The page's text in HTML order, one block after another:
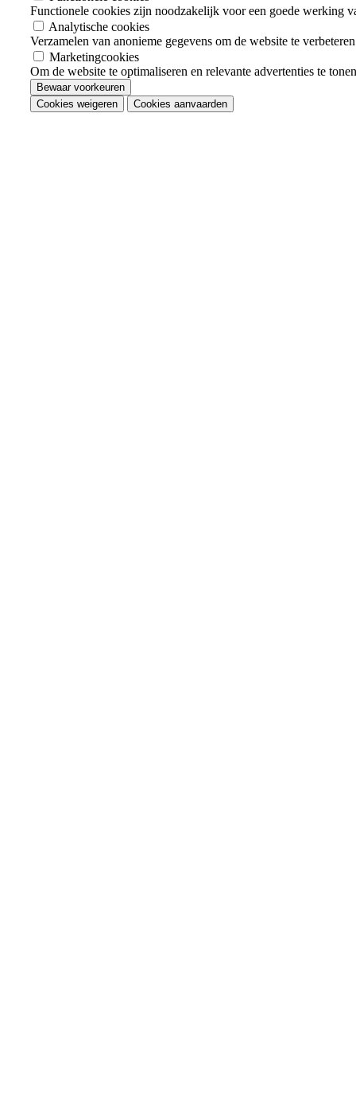
Functionele cookies zijn noodzakelijk voor een goede werking
Analytische cookies
Verzamelen van anonieme gegevens om de website te
Marketingcookies
Om de website te optimaliseren en relevante advertenties te
Bewaar voorkeuren
Cookies weigeren
Cookies aanvaarden